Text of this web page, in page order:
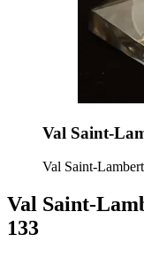
Val Saint-
Val Saint-
Val Saint-
133